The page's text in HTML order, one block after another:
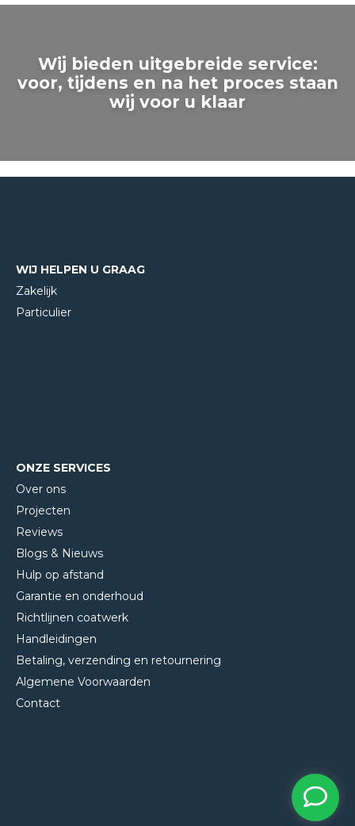
Wij bieden uitgebreide service:
voor, tijdens en na het proces staan
wij voor u klaar
WIJ HELPEN U GRAAG
Zakelijk
Particulier
ONZE SERVICES
Over ons
Projecten
Reviews
Blogs & Nieuws
Hulp op afstand
Garantie en onderhoud
Richtlijnen coatwerk
Handleidingen
Betaling, verzending en retournering
Algemene Voorwaarden
Contact